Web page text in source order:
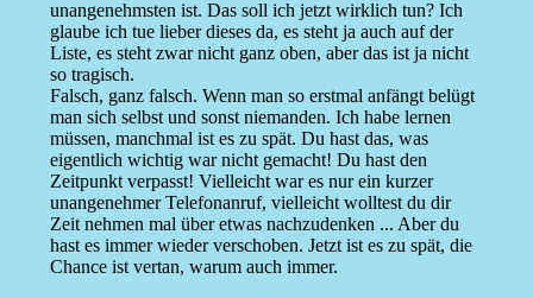
unangenehmsten ist. Das soll ich jetzt wirklich tun? Ich
glaube ich tue lieber dieses da, es steht ja auch auf der
Liste, es steht zwar nicht ganz oben, aber das ist ja nicht
so tragisch.
Falsch, ganz falsch. Wenn man so erstmal anfängt belügt
man sich selbst und sonst niemanden. Ich habe lernen
müssen, manchmal ist es zu spät. Du hast das, was
eigentlich wichtig war nicht gemacht! Du hast den
Zeitpunkt verpasst! Vielleicht war es nur ein kurzer
unangenehmer Telefonanruf, vielleicht wolltest du dir
Zeit nehmen mal über etwas nachzudenken ... Aber du
hast es immer wieder verschoben. Jetzt ist es zu spät, die
Chance ist vertan, warum auch immer.